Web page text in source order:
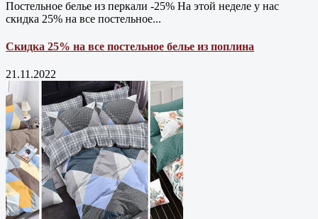
Постельное белье из перкали -25% На этой неделе у нас
скидка 25% на все постельное...
Скидка 25% на все постельное белье из поплина
21.11.2022